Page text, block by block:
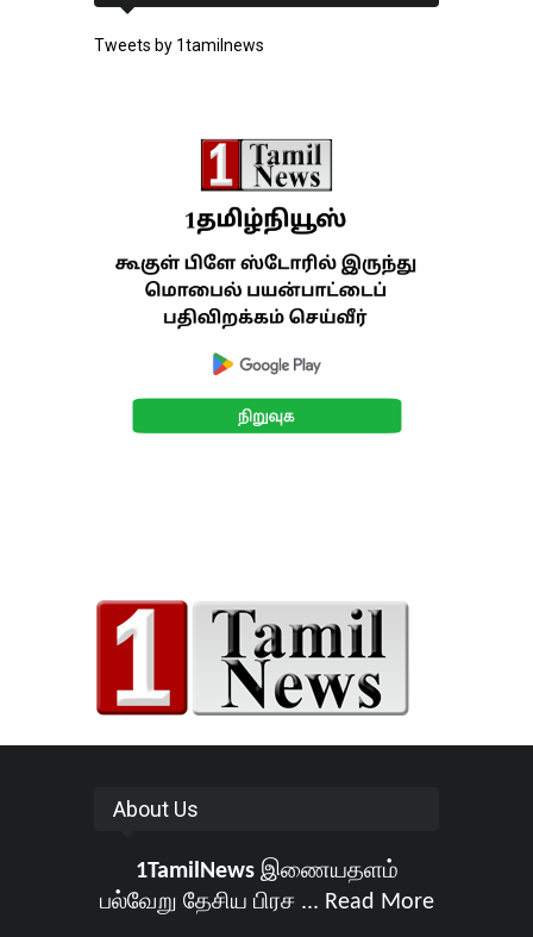
Tweets by 1tamilnews
About Us
1TamilNewsஇணையதளம்
பல்வேறு தேசிய பிரச ... Read More